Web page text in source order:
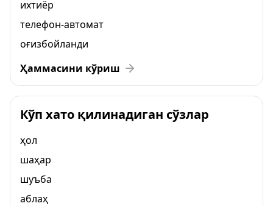
ихтиёр
телефон-автомат
оғизбойланди
Ҳаммасини кўриш
Кўп хато қилинадиган сўзлар
ҳол
шаҳар
шуъба
аблаҳ